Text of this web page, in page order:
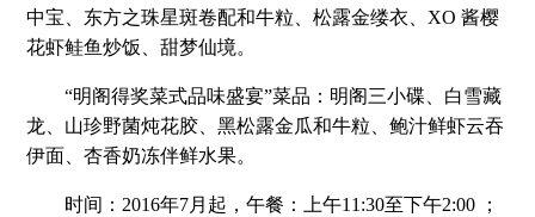
中宝、东方之珠星斑卷配和牛粒、松露金缕衣、XO 酱樱
花虾鲑鱼炒饭、甜梦仙境。
“明阁得奖菜式品味盛宴”菜品：明阁三小碟、白雪藏
龙、山珍野菌炖花胶、黑松露金瓜和牛粒、鲍汁鲜虾云吞
伊面、杏香奶冻伴鲜水果。
时间：2016年7月起，午餐：上午11:30至下午2:00 ；